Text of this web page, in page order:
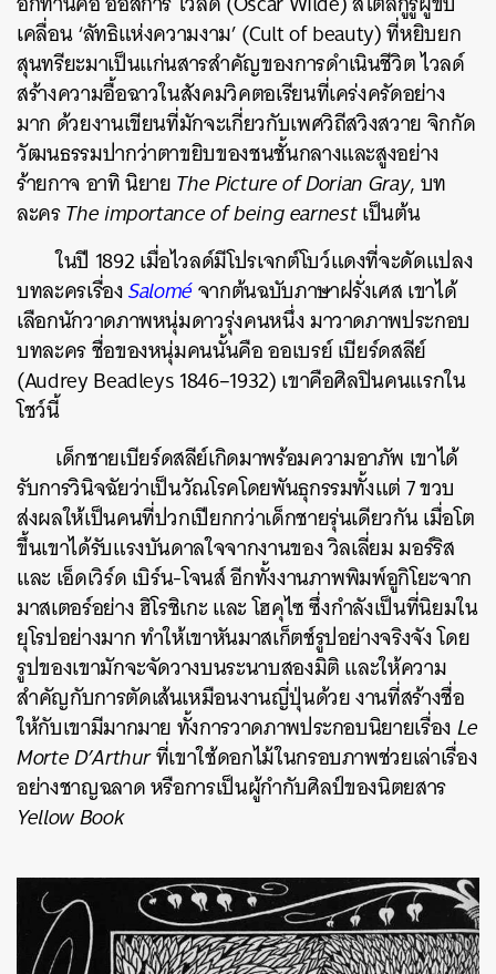
เคลื่อน ‘ลัทธิแห่งความงาม’ (Cult of beauty) ที่หยิบยก
สุนทรียะมาเป็นแก่นสารสำคัญของการดำเนินชีวิต ไวลด์
สร้างความอื้อฉาวในสังคมวิคตอเรียนที่เคร่งครัดอย่าง
มาก ด้วยงานเขียนที่มักจะเกี่ยวกับเพศวิถีสวิงสวาย จิกกัด
วัฒนธรรมปากว่าตาขยิบของชนชั้นกลางและสูงอย่าง
ร้ายกาจ อาทิ นิยายThe Picture of Dorian Gray, บท
ละครThe importance of being earnestเป็นต้น
ในปี 1892 เมื่อไวลด์มีโปรเจกต์โบว์แดงที่จะดัดแปลง
บทละครเรื่องSaloméจากต้นฉบับภาษาฝรั่งเศส เขาได้
เลือกนักวาดภาพหนุ่มดาวรุ่งคนหนึ่ง มาวาดภาพประกอบ
บทละคร ชื่อของหนุ่มคนนั้นคือ ออเบรย์ เบียร์ดสลีย์
(Audrey Beadleys1846–1932) เขาคือศิลปินคนแรกใน
โชว์นี้
เด็กชายเบียร์ดสลีย์เกิดมาพร้อมความอาภัพ เขาได้
รับการวินิจฉัยว่าเป็นวัณโรคโดยพันธุกรรมทั้งแต่ 7 ขวบ
ส่งผลให้เป็นคนที่ปวกเปียกกว่าเด็กชายรุ่นเดียวกัน เมื่อโต
ขึ้นเขาได้รับแรงบันดาลใจจากงานของ วิลเลี่ยม มอร์ริส
และ เอ็ดเวิร์ด เบิร์น-โจนส์ อีกทั้งงานภาพพิมพ์อูกิโยะจาก
มาสเตอร์อย่าง ฮิโรชิเกะ และ โฮคุไซ ซึ่งกำลังเป็นที่นิยมใน
ยุโรปอย่างมาก ทำให้เขาหันมาสเก็ตช์รูปอย่างจริงจัง โดย
รูปของเขามักจะจัดวางบนระนาบสองมิติ และให้ความ
สำคัญกับการตัดเส้นเหมือนงานญี่ปุ่นด้วย งานที่สร้างชื่อ
ให้กับเขามีมากมาย ทั้งการวาดภาพประกอบนิยายเรื่องLe
Morte D’Arthurที่เขาใช้ดอกไม้ในกรอบภาพช่วยเล่าเรื่อง
อย่างชาญฉลาด หรือการเป็นผู้กำกับศิลป์ของนิตยสาร
Yellow Book